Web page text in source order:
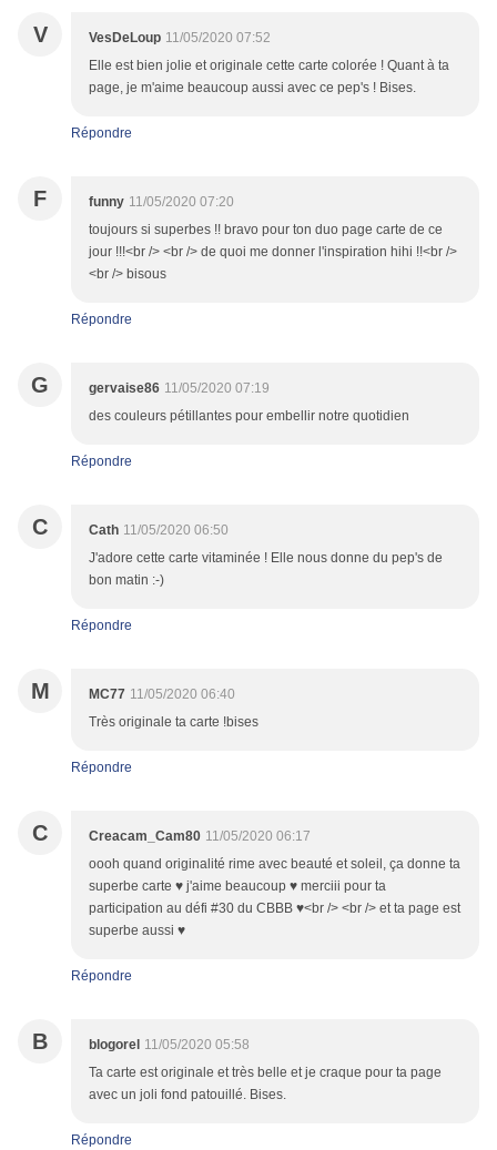
V VesDeLoup 11/05/2020 07:52
Elle est bien jolie et originale cette carte colorée ! Quant à ta
page, je m'aime beaucoup aussi avec ce pep's ! Bises.
Répondre
F funny 11/05/2020 07:20
toujours si superbes !! bravo pour ton duo page carte de ce
jour !!!<br /> <br /> de quoi me donner l'inspiration hihi !!<br />
<br /> bisous
Répondre
G gervaise86 11/05/2020 07:19
des couleurs pétillantes pour embellir notre quotidien
Répondre
C Cath 11/05/2020 06:50
J'adore cette carte vitaminée ! Elle nous donne du pep's de
bon matin :-)
Répondre
M MC77 11/05/2020 06:40
Très originale ta carte !bises
Répondre
C Creacam_Cam80 11/05/2020 06:17
oooh quand originalité rime avec beauté et soleil, ça donne ta
superbe carte ♥ j'aime beaucoup ♥ merciii pour ta
participation au défi #30 du CBBB ♥<br /> <br /> et ta page est
superbe aussi ♥
Répondre
B blogorel 11/05/2020 05:58
Ta carte est originale et très belle et je craque pour ta page
avec un joli fond patouillé. Bises.
Répondre